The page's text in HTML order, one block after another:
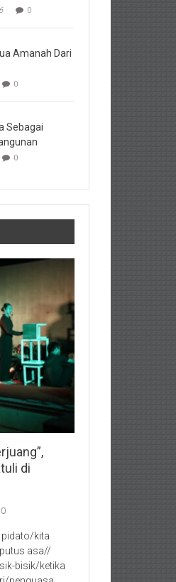
0
Amanah Dari
0
Sebagai
0
di
0
pidato/kita
asa//
bisik/ketika